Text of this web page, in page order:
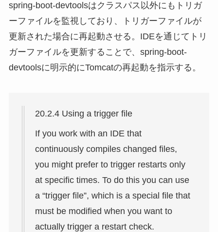
spring-boot-devtoolsはクラスパス以外にもトリガ
ーファイルを監視しており、トリガーファイルが
更新された場合に再起動させる。IDEを通じてトリ
ガーファイルを更新することで、spring-boot-
devtoolsに明示的にTomcatの再起動を指示する。
20.2.4 Using a trigger file
If you work with an IDE that
continuously compiles changed files,
you might prefer to trigger restarts only
at specific times. To do this you can use
a “trigger file”, which is a special file that
must be modified when you want to
actually trigger a restart check.